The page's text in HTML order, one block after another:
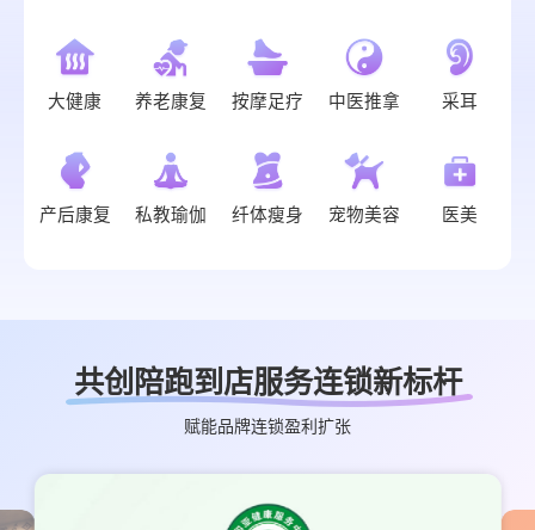
大健康 养老康复 按摩足疗 中医推拿 采耳
产后康复 私教瑜伽 纤体瘦身 宠物美容 医美
共创陪跑到店服务连锁新标杆
赋能品牌连锁盈利扩张